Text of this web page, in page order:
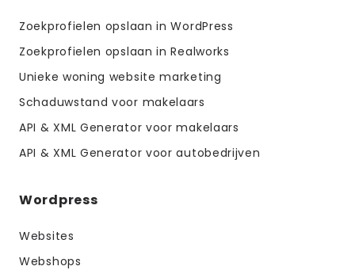
Zoekprofielen opslaan in WordPress
Zoekprofielen opslaan in Realworks
Unieke woning website marketing
Schaduwstand voor makelaars
API & XML Generator voor makelaars
API & XML Generator voor autobedrijven
Wordpress
Websites
Webshops